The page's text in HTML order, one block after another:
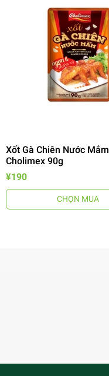
Xốt Gà Chiên Nước Mắm
Cholimex 90g
¥190
CHỌN MUA